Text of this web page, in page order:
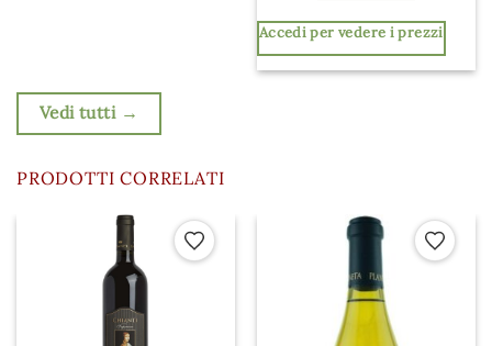
Accedi per vedere i prezzi
Vedi tutti →
PRODOTTI CORRELATI
Aggiungi ai preferiti